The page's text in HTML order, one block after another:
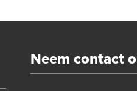
Neem contact